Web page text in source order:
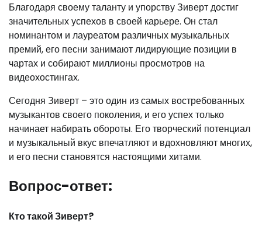
Благодаря своему таланту и упорству Зиверт достиг
значительных успехов в своей карьере. Он стал
номинантом и лауреатом различных музыкальных
премий, его песни занимают лидирующие позиции в
чартах и собирают миллионы просмотров на
видеохостингах.
Сегодня Зиверт – это один из самых востребованных
музыкантов своего поколения, и его успех только
начинает набирать обороты. Его творческий потенциал
и музыкальный вкус впечатляют и вдохновляют многих,
и его песни становятся настоящими хитами.
Вопрос-ответ:
Кто такой Зиверт?